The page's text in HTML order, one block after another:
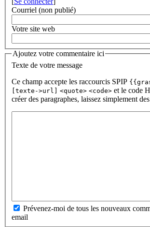
Courriel (non publié)
Votre site web
Ajoutez votre commentaire ici
Texte de votre message
Ce champ accepte les raccourcis SPIP
[texte->url]
<quote> <code> et le code
créer des paragraphes, laissez simplement
Prévenez-moi de tous les nouveaux
email